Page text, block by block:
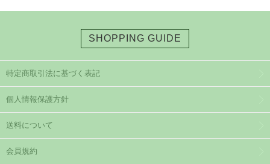
SHOPPING GUIDE
特定商取引法に基づく表記
個人情報保護方針
送料について
会員規約